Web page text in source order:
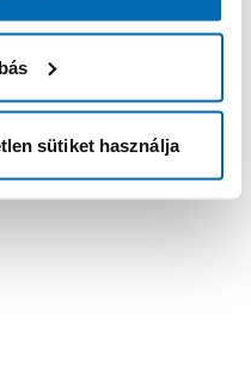
sütiket használja